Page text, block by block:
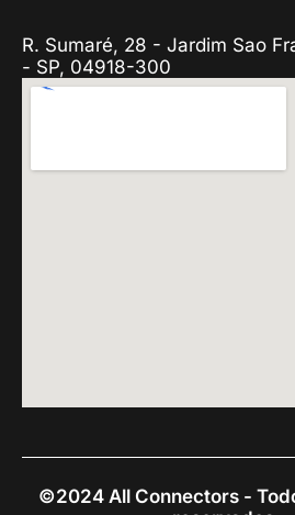
R. Sumaré, 28 - Jardim Sao
- SP, 04918-300
©2024 All Connectors -